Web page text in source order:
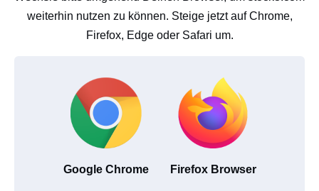
weiterhin nutzen zu können. Steige jetzt auf Chrome,
Firefox, Edge oder Safari um.
Google Chrome Firefox Browser